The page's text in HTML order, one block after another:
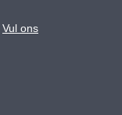
Vul ons